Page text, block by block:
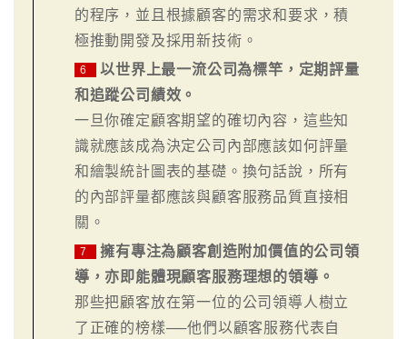
的程序，並且根據顧客的需求和要求，積
極推動開發及採用新技術。
6
以世界上最一流公司為標竿，定期評量
和追蹤公司績效。
一旦你確定顧客期望的確切內容，這些知
識就應該成為決定公司內部應該如何評量
和繪製統計圖表的基礎。換句話說，所有
的內部評量都應該與顧客服務品質直接相
關。
7
擁有專注為顧客創造附加價值的公司領
導，亦即能體現顧客服務理想的領導。
那些把顧客放在第一位的公司領導人樹立
了正確的榜樣──他們以顧客服務代表自